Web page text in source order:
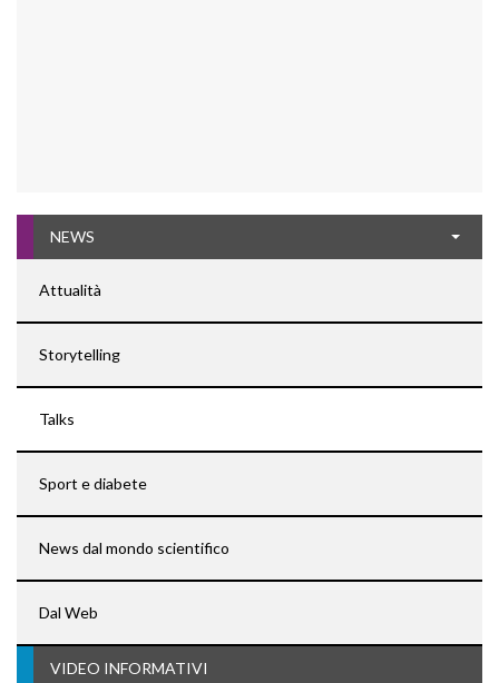
NEWS
Attualità
Storytelling
Talks
Sport e diabete
News dal mondo scientifico
Dal Web
VIDEO INFORMATIVI